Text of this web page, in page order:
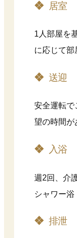
居室
1人部屋を
に応じて部
送迎
安全運転で
望の時間が
入浴
週2回、介
シャワー浴
排泄